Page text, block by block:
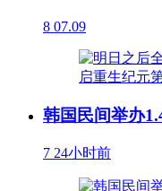
8 07.09
韩国民间举办
7 24小时前